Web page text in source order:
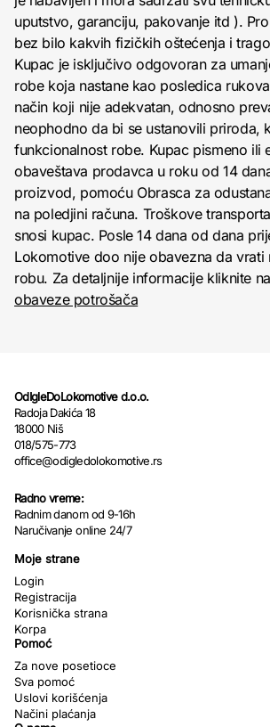
uputstvo, garanciju, pakovanje itd ).
bez bilo kakvih fizičkih oštećenja i
Kupac je isključivo odgovoran za
robe koja nastane kao posledica
način koji nije adekvatan, odnosno
neophodno da bi se ustanovili priroda,
funkcionalnost robe. Kupac pismeno ili
obaveštava prodavca u roku od 14
proizvod, pomoću Obrasca za
na poledjini računa. Troškove
snosi kupac. Posle 14 dana od dana
Lokomotive doo nije obavezna da vrati
robu. Za detaljnije informacije kliknite
obaveze potrošača
OdIgleDoLokomotive d.o.o.
Radoja Dakića 18
18000 Niš
018/575-773
office@odigledolokomotive.rs
Radno vreme:
Radnim danom od 9-16h
Naručivanje online 24/7
Moje strane
Login
Registracija
Korisnička strana
Korpa
Pomoć
Za nove posetioce
Sva pomoć
Uslovi korišćenja
Načini plaćanja